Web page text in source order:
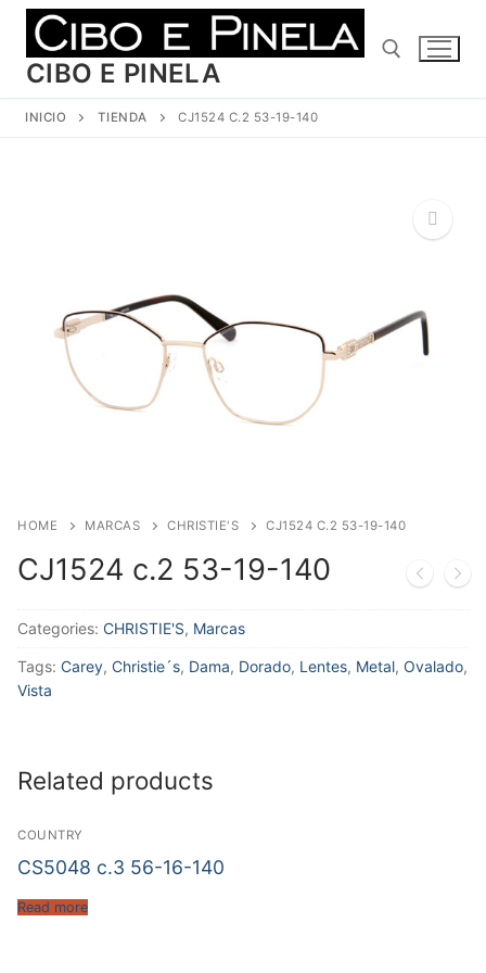
contenido
CIBO E PINELA
INICIO TIENDA CJ1524 C.2 53-19-140
HOME MARCAS CHRISTIE'S CJ1524 C.2 53-19-140
CJ1524 c.2 53-19-140
Categories: CHRISTIE'S, Marcas
Tags: Carey, Christie´s, Dama, Dorado, Lentes, Metal, Ovalado,
Vista
Related products
COUNTRY
CS5048 c.3 56-16-140
Read more